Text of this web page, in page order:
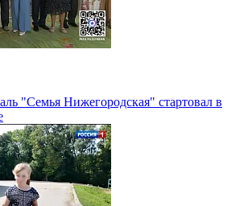
"Семья Нижегородская" стартовал в